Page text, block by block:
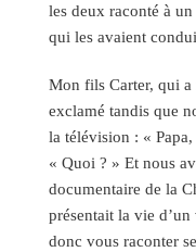
les deux raconté à
qui les avaient
Mon fils Carter, qui a
exclamé tandis que
la télévision : «
« Quoi ? » Et nous
documentaire de la
présentait la vie
donc vous raconter